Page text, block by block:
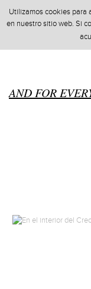
AND FOR
Utilizamos cookies para
en nuestro sitio web. Si